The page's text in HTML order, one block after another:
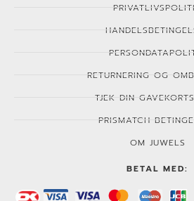
RETURNERING OG
TJEK DIN
PRISMATCH
OM JUWELS
BETAL MED: